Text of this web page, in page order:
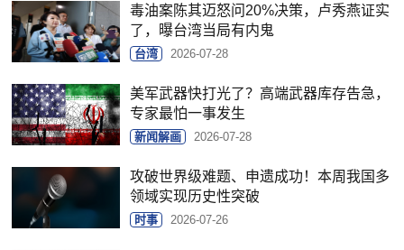
毒油案陈其迈怒问20%决策，卢秀燕证实
了，曝台湾当局有内鬼
台湾 2026-07-28
美军武器快打光了？高端武器库存告急，
专家最怕一事发生
新闻解画 2026-07-28
攻破世界级难题、申遗成功！本周我国多
领域实现历史性突破
时事 2026-07-26